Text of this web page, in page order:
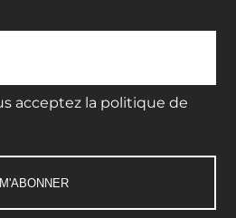
acceptez la politique de